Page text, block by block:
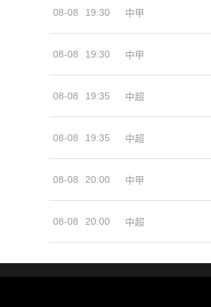
08-08 19:30 中甲
08-08 19:30 中甲
08-08 19:35 中超
08-08 19:35 中超
08-08 20:00 中甲
08-08 20:00 中超